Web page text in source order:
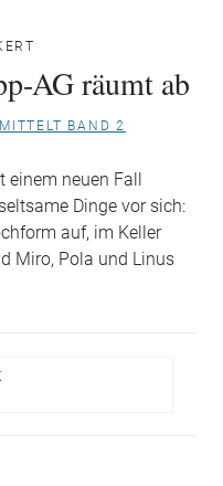
AG räumt ab
BAND 2
neuen Fall
Dinge vor sich:
auf, im Keller
Miro, Pola und Linus